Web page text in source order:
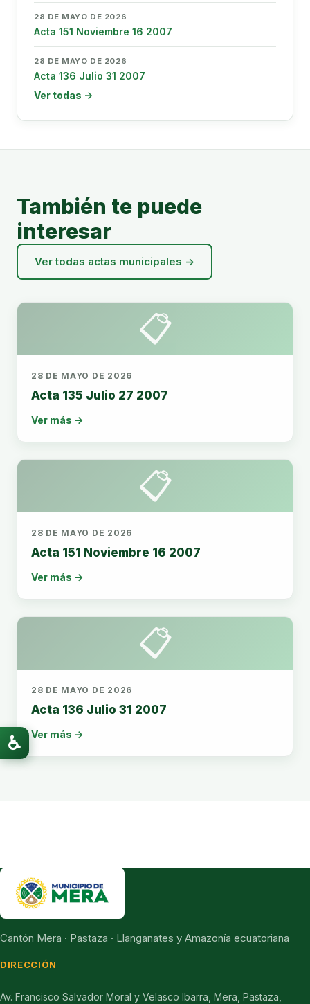
28 DE MAYO DE 2026
Acta 151 Noviembre 16 2007
28 DE MAYO DE 2026
Acta 136 Julio 31 2007
Ver todas →
También te puede
interesar
Ver todas actas municipales →
📋
28 DE MAYO DE 2026
Acta 135 Julio 27 2007
Ver más →
📋
28 DE MAYO DE 2026
Acta 151 Noviembre 16 2007
Ver más →
📋
28 DE MAYO DE 2026
Acta 136 Julio 31 2007
Ver más →
Cantón Mera · Pastaza · Llanganates y Amazonía ecuatoriana
DIRECCIÓN
Av. Francisco Salvador Moral y Velasco Ibarra, Mera, Pastaza,
♿